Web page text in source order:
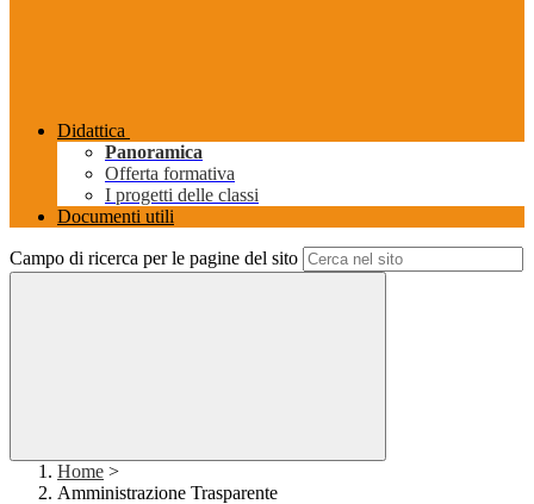
Didattica
Panoramica
Offerta formativa
I progetti delle classi
Documenti utili
Campo di ricerca per le pagine del sito
Home >
Amministrazione Trasparente